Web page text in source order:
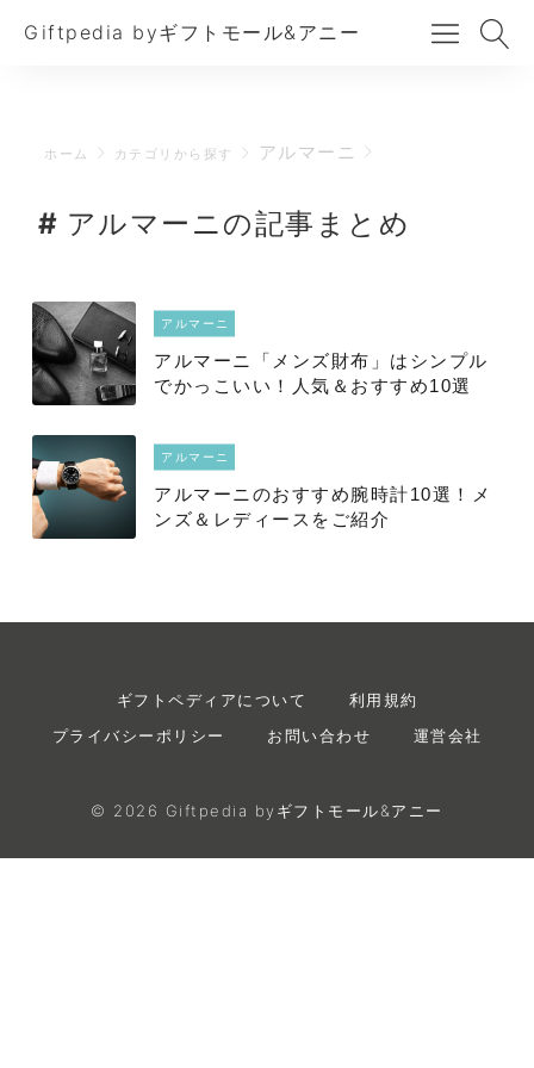
Giftpedia byギフトモール&アニー
ホーム カテゴリから探す アルマーニ
アルマーニの記事まとめ
アルマーニ
アルマーニ「メンズ財布」はシンプル
でかっこいい！人気＆おすすめ10選
アルマーニ
アルマーニのおすすめ腕時計10選！メ
ンズ＆レディースをご紹介
ギフトペディアについて
利用規約
プライバシーポリシー
お問い合わせ 運営会社
© 2026 Giftpedia byギフトモール&アニー